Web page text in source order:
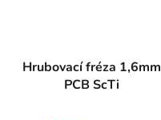
Hrubovací fréza 1,6mm
PCB ScTi